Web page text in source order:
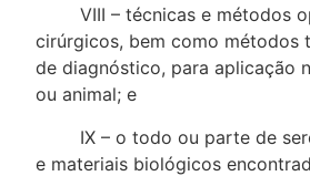
VIII – técnicas e métodos
cirúrgicos, bem como métodos
de diagnóstico, para aplicação
ou animal; e
IX – o todo ou parte de
e materiais biológicos